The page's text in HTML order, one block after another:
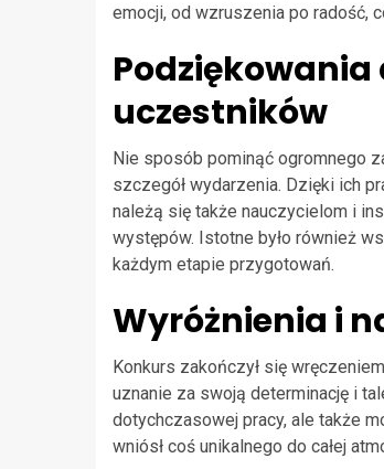
emocji, od wzruszenia po radość,
uczestników
Nie sposób pominąć ogromnego
szczegół wydarzenia. Dzięki ich
należą się także nauczycielom i
występów. Istotne było również
każdym etapie przygotowań.
Wyróżnienia i
Konkurs zakończył się
uznanie za swoją determinację i
dotychczasowej pracy, ale także
wniósł coś unikalnego do całej